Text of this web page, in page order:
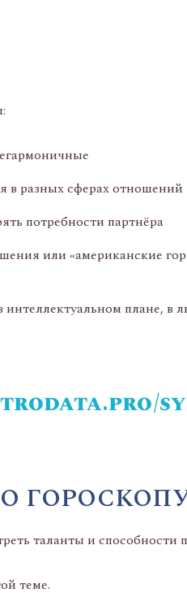
в разных сферах отношений
потребности партнёра
или «американские
плане, в
таланты и способности
теме.